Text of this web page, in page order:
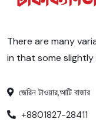
There are many
in that some slightly
জেরিন টাওয়ার,আটি বাজার
+8801827-28411